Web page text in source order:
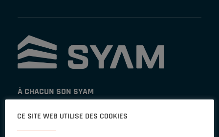
À CHACUN SON SYAM
Les pros de la baie
CE SITE WEB UTILISE DES COOKIES